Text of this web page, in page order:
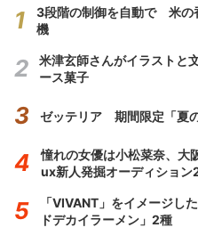
3段階の制御を自動で 米の
機
米津玄師さんがイラストと
ース菓子
ゼッテリア 期間限定「夏
憧れの女優は小松菜奈、
ux新人発掘オーディショ
「VIVANT」をイメージ
ドデカイラーメン」2種